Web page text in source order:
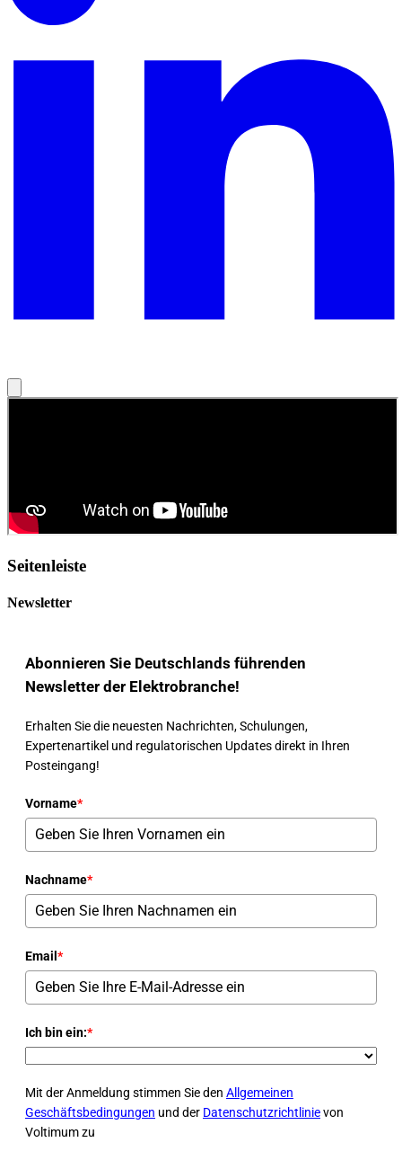
Seitenleiste
Newsletter
Abonnieren Sie Deutschlands führenden
Newsletter der Elektrobranche!
Erhalten Sie die neuesten Nachrichten, Schulungen,
Expertenartikel und regulatorischen Updates direkt in Ihren
Posteingang!
Vorname*
Nachname*
Email *
Ich bin ein:*
Mit der Anmeldung stimmen Sie den Allgemeinen
Geschäftsbedingungen und der Datenschutzrichtlinievon
Voltimum zu